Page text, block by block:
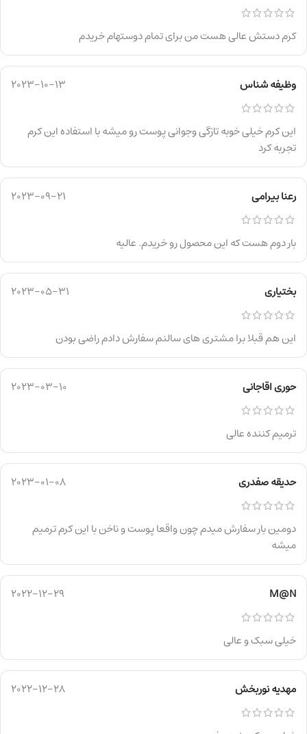
کرم دستش عالی هست من برای تمام دوستهام خریدم
وظیفه شناس 2023-10-13
این کرم خیلی خوبه تازگی وجوانی پوست رو میشه با استفاده این کرم
تجربه کرد
رعنا بیرامی 2023-09-21
بار دوم هست که این محصول رو خریدم. عالیه
بختیاری 2023-05-31
این هم قبلا برا مشتری های سالنم سفارش دادم راضی بودن
حوری اقاجانی 2023-03-10
ترمیم کننده عالی
حدیقه صفدری 2023-01-08
دومین بار سفارش میدم چون واقعا پوست و ناخن با این کرم ترمیم
میشه
M@N
2022-12-29
خیلی سبک و عالی
مهدیه نوربخش 2022-12-28